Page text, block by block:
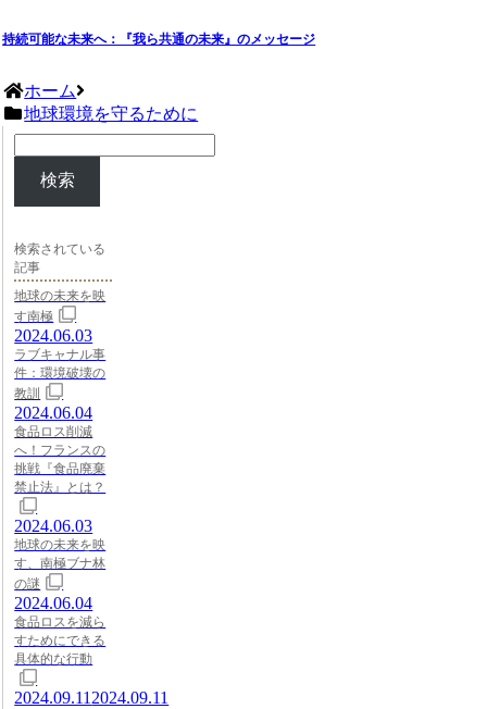
持続可能な未来へ：『我ら共通の未来』のメッセージ
ホーム
地球環境を守るために
検索
検索されている
記事
地球の未来を映
す南極
2024.06.03
ラブキャナル事
件：環境破壊の
教訓
2024.06.04
食品ロス削減
へ！フランスの
挑戦『食品廃棄
禁止法』とは？
2024.06.03
地球の未来を映
す、南極ブナ林
の謎
2024.06.04
食品ロスを減ら
すためにできる
具体的な行動
2024.09.11 2024.09.11